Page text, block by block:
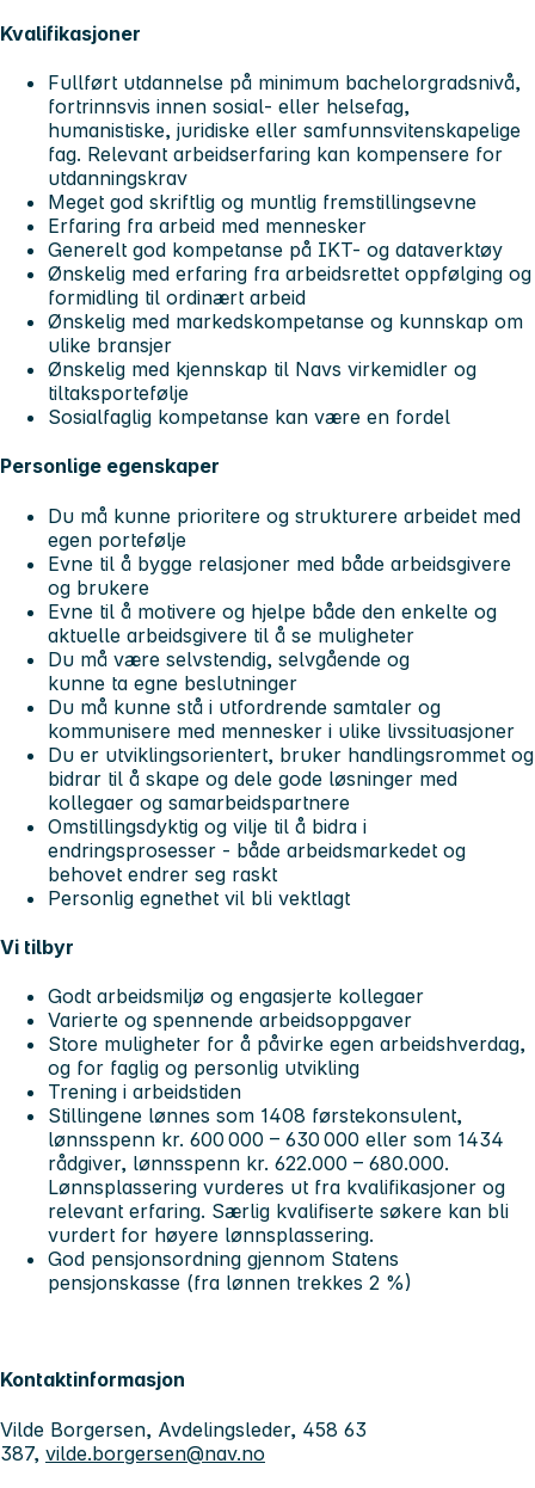
Kvalifikasjoner
Fullført utdannelse på minimum bachelorgradsnivå,
fortrinnsvis innen sosial- eller helsefag,
humanistiske, juridiske eller samfunnsvitenskapelige
fag. Relevant arbeidserfaring kan kompensere for
utdanningskrav
Meget god skriftlig og muntlig fremstillingsevne
Erfaring fra arbeid med mennesker
Generelt god kompetanse på IKT- og dataverktøy
Ønskelig med erfaring fra arbeidsrettet oppfølging og
formidling til ordinært arbeid
Ønskelig med markedskompetanse og kunnskap om
ulike bransjer
Ønskelig med kjennskap til Navs virkemidler og
tiltaksportefølje
Sosialfaglig kompetanse kan være en fordel
Personlige egenskaper
Du må kunne prioritere og strukturere arbeidet med
egen portefølje
Evne til å bygge relasjoner med både arbeidsgivere
og brukere
Evne til å motivere og hjelpe både den enkelte og
aktuelle arbeidsgivere til å se muligheter
Du må være selvstendig, selvgående og
kunne ta egne beslutninger
Du må kunne stå i utfordrende samtaler og
kommunisere med mennesker i ulike livssituasjoner
Du er utviklingsorientert, bruker handlingsrommet og
bidrar til å skape og dele gode løsninger med
kollegaer og samarbeidspartnere
Omstillingsdyktig og vilje til å bidra i
endringsprosesser - både arbeidsmarkedet og
behovet endrer seg raskt
Personlig egnethet vil bli vektlagt
Vi tilbyr
Godt arbeidsmiljø og engasjerte kollegaer
Varierte og spennende arbeidsoppgaver
Store muligheter for å påvirke egen arbeidshverdag,
og for faglig og personlig utvikling
Trening i arbeidstiden
Stillingene lønnes som 1408 førstekonsulent,
lønnsspenn kr. 600 000 – 630 000 eller som 1434
rådgiver, lønnsspenn kr. 622.000 – 680.000.
Lønnsplassering vurderes ut fra kvalifikasjoner og
relevant erfaring. Særlig kvalifiserte søkere kan bli
vurdert for høyere lønnsplassering.
God pensjonsordning gjennom Statens
pensjonskasse (fra lønnen trekkes 2 %)
Kontaktinformasjon
Vilde Borgersen, Avdelingsleder, 458 63
387, vilde.borgersen@nav.no